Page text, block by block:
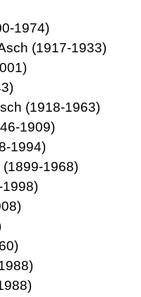
1974)
(1917-1933)
(1918-1963)
1909)
1994)
(1899-1968)
1998)